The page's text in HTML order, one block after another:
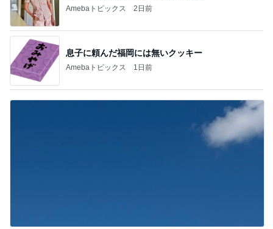
Amebaトピックス 2日前
息子に頼んだ福岡には無いクッキー
Amebaトピックス 1日前